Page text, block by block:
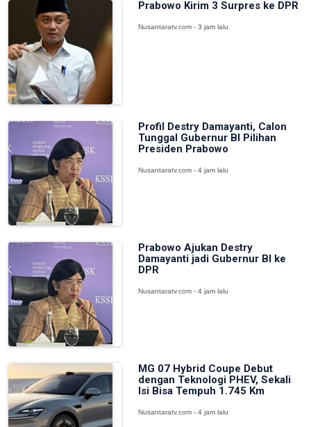
Prabowo Kirim 3 Surpres ke DPR
Nusantaratv.com - 3 jam lalu
Profil Destry Damayanti, Calon
Tunggal Gubernur BI Pilihan
Presiden Prabowo
Nusantaratv.com - 4 jam lalu
Prabowo Ajukan Destry
Damayanti jadi Gubernur BI ke
DPR
Nusantaratv.com - 4 jam lalu
MG 07 Hybrid Coupe Debut
dengan Teknologi PHEV, Sekali
Isi Bisa Tempuh 1.745 Km
Nusantaratv.com - 4 jam lalu